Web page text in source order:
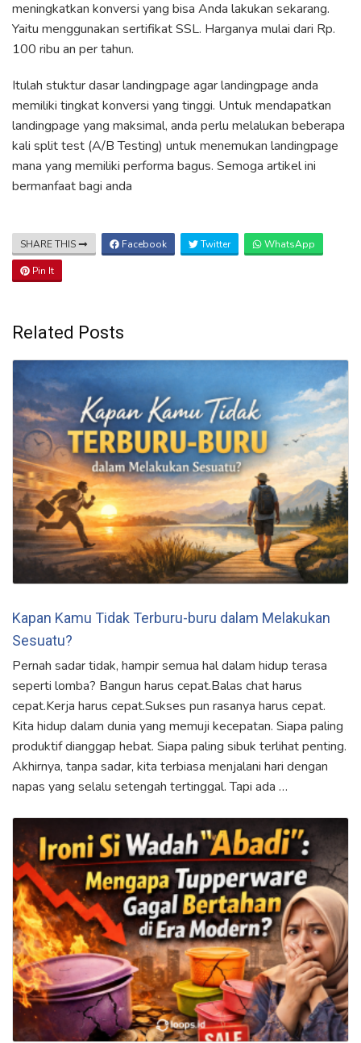
meningkatkan konversi yang bisa Anda lakukan sekarang.
Yaitu menggunakan sertifikat SSL. Harganya mulai dari Rp.
100 ribu an per tahun.
Itulah stuktur dasar landingpage agar landingpage anda
memiliki tingkat konversi yang tinggi. Untuk mendapatkan
landingpage yang maksimal, anda perlu melalukan beberapa
kali split test (A/B Testing) untuk menemukan landingpage
mana yang memiliki performa bagus. Semoga artikel ini
bermanfaat bagi anda
SHARE THIS Facebook Twitter WhatsApp
Pin It
Related Posts
Kapan Kamu Tidak Terburu-buru dalam Melakukan
Sesuatu?
Pernah sadar tidak, hampir semua hal dalam hidup terasa
seperti lomba? Bangun harus cepat.Balas chat harus
cepat.Kerja harus cepat.Sukses pun rasanya harus cepat.
Kita hidup dalam dunia yang memuji kecepatan. Siapa paling
produktif dianggap hebat. Siapa paling sibuk terlihat penting.
Akhirnya, tanpa sadar, kita terbiasa menjalani hari dengan
napas yang selalu setengah tertinggal. Tapi ada …